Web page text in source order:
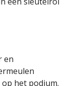
en
het podium.